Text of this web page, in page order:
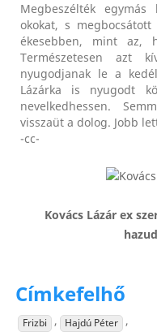
Megbeszélték
okokat, s
ékesebben, mint az,
Természetesen azt
nyugodjanak le a
Lázárka is nyugodt
nevelkedhessen.
visszaüt a dolog. Jobb
-cc-
Kovács Lázár ex
Címkefelhő
Frizbi , Hajdú Péter ,